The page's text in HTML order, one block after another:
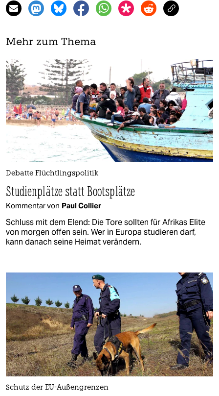
Mehr zum Thema
Debatte Flüchtlingspolitik
Studienplätze statt Bootsplätze
Kommentar von Paul Collier
Schluss mit dem Elend: Die Tore sollten für Afrikas Elite
von morgen offen sein. Wer in Europa studieren darf,
kann danach seine Heimat verändern.
Schutz der EU-Außengrenzen